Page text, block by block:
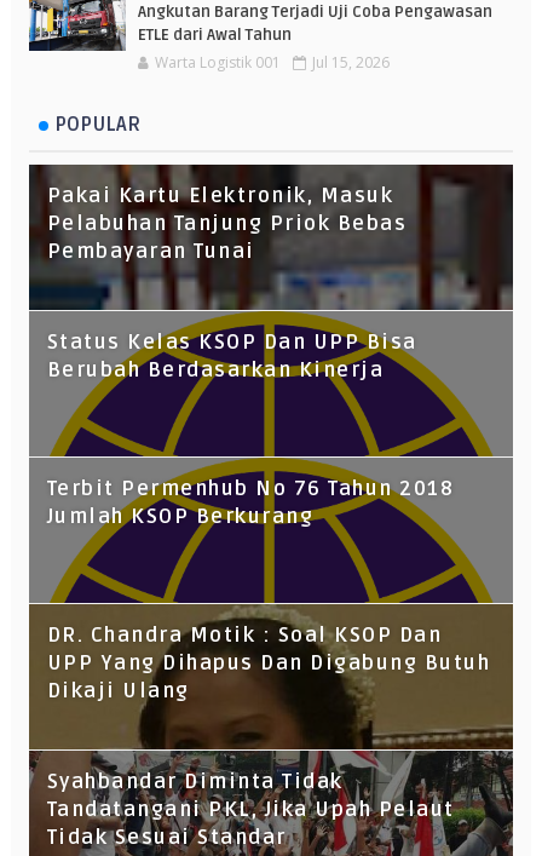
Angkutan Barang Terjadi Uji Coba Pengawasan
ETLE dari Awal Tahun
Warta Logistik 001 Jul 15, 2026
POPULAR
Pakai Kartu Elektronik, Masuk
Pelabuhan Tanjung Priok Bebas
Pembayaran Tunai
Status Kelas KSOP Dan UPP Bisa
Berubah Berdasarkan Kinerja
Terbit Permenhub No 76 Tahun 2018
Jumlah KSOP Berkurang
DR. Chandra Motik : Soal KSOP Dan
UPP Yang Dihapus Dan Digabung Butuh
Dikaji Ulang
Syahbandar Diminta Tidak
Tandatangani PKL, Jika Upah Pelaut
Tidak Sesuai Standar